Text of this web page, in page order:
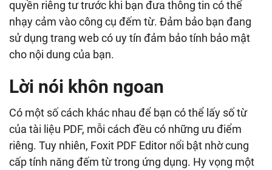
quyền riêng tư trước khi bạn đưa thông tin có thể
nhạy cảm vào công cụ đếm từ. Đảm bảo bạn đang
sử dụng trang web có uy tín đảm bảo tính bảo mật
cho nội dung của bạn.
Lời nói khôn ngoan
Có một số cách khác nhau để bạn có thể lấy số từ
của tài liệu PDF, mỗi cách đều có những ưu điểm
riêng. Tuy nhiên, Foxit PDF Editor nổi bật nhờ cung
cấp tính năng đếm từ trong ứng dụng. Hy vọng một